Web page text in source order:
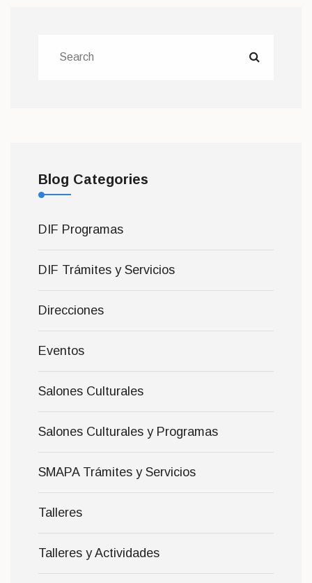
Blog Categories
DIF Programas
DIF Trámites y Servicios
Direcciones
Eventos
Salones Culturales
Salones Culturales y Programas
SMAPA Trámites y Servicios
Talleres
Talleres y Actividades